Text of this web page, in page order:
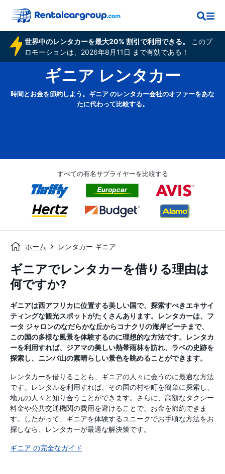
世界中のレンタカーを最大20% 割引で利用できる。
このプ
ロモーションは、2026年8月11日 まで有効である！
ギニア レンタカー
時間とお金を節約しよう。ギニア のレンタカー会社のオファーをあな
たに代わって比較する。
すべての有名サプライヤーを比較する
ホーム レンタカー ギニア
ギニアでレンタカーを借りる理由は
何ですか?
ギニアは西アフリカに位置する美しい国で、探索すべきエキサイ
ティングな観光スポットがたくさんあります。レンタカーは、フ
ータ ジャロンのなだらかな丘からコナクリの海岸ビーチまで、
この国の多様な風景を体験するのに理想的な方法です。レンタカ
ーを利用すれば、ジアマの美しい熱帯雨林を訪れ、ラベの史跡を
探索し、ニンバ山の素晴らしい景色を眺めることができます。
レンタカーを借りることも、ギニアの人々に会うのに最適な方法
です。レンタルを利用すれば、その国の村や町を簡単に探索し、
地元の人々と知り合うことができます。さらに、高額なタクシー
料金や公共交通機関の費用を避けることで、お金を節約できま
す。したがって、ギニアを体験するユニークでお手頃な方法をお
探しなら、レンタカーが最適な解決策です。
ギニア の完全なガイド